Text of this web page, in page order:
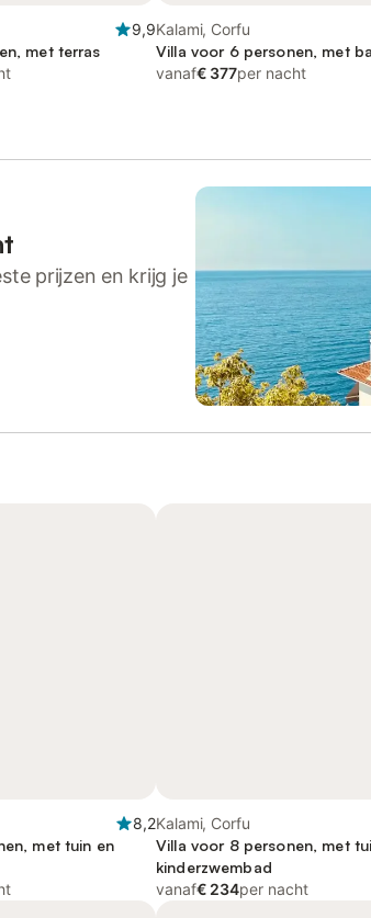
9,9
met terras
Kalami, Corfu
Villa voor 6 personen, met
vanaf€ 377per nacht
prijzen en krijg je
8,2
met tuin en
Kalami, Corfu
Villa voor 8 personen, met
kinderzwembad
vanaf€ 234per nacht